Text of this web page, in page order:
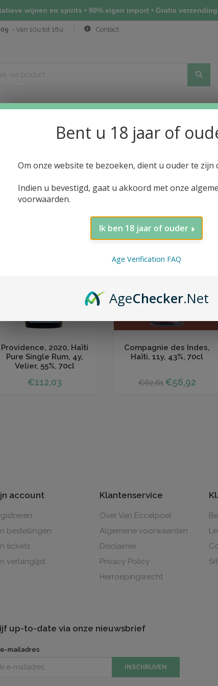
- Van 10u tot 18u Contact
SAKÉ (NIHONSHU) ALCOHOLVRIJE DRANKEN
op
UNIEK AANBOD
Providence, 2020, Haïti
Pure Single Rum, 4y,
Velier, 55%, 70cl
€112,03
PROMOTIE
Compagnie des Indes,
Haïti, 11y, 43%, 70cl
€62,61 €56,92
account
bestellingen
tickets
verlanglijst
Klantenservice
Over Van Eccelpoel
Algemene voorwaarden
Disclaimer
Privacy Policy
Herroepingsrecht
up-to-date via onze nieuwsbrief
mailadres
INSCHRIJVEN
wijnen en spirits • 90% eigen import • Gratis
Bent u 18 jaar of
Om onze website te bezoeken, dient u ouder te zijn
Indien u bevestigd, gaat u akkoord met onze
voorwaarden.
Ik ben 18 jaar of ouder
Age Verification FAQ
AgeChecker.Net